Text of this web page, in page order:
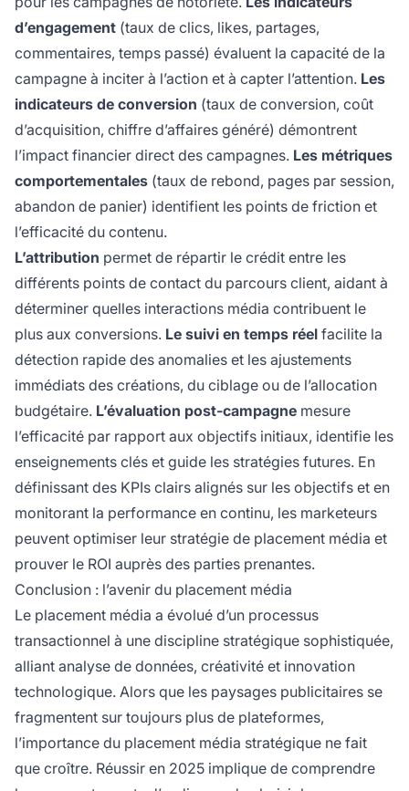
d’engagement (taux de clics, likes, partages,
commentaires, temps passé) évaluent la capacité de la
campagne à inciter à l’action et à capter l’attention. Les
indicateurs de conversion (taux de conversion, coût
d’acquisition, chiffre d’affaires généré) démontrent
l’impact financier direct des campagnes. Les métriques
comportementales (taux de rebond, pages par session,
abandon de panier) identifient les points de friction et
l’efficacité du contenu.
L’attribution permet de répartir le crédit entre les
différents points de contact du parcours client, aidant à
déterminer quelles interactions média contribuent le
plus aux conversions. Le suivi en temps réel facilite la
détection rapide des anomalies et les ajustements
immédiats des créations, du ciblage ou de l’allocation
budgétaire. L’évaluation post-campagne mesure
l’efficacité par rapport aux objectifs initiaux, identifie les
enseignements clés et guide les stratégies futures. En
définissant des KPIs clairs alignés sur les objectifs et en
monitorant la performance en continu, les marketeurs
peuvent optimiser leur stratégie de placement média et
prouver le ROI auprès des parties prenantes.
Conclusion : l’avenir du placement média
Le placement média a évolué d’un processus
transactionnel à une discipline stratégique sophistiquée,
alliant analyse de données, créativité et innovation
technologique. Alors que les paysages publicitaires se
fragmentent sur toujours plus de plateformes,
l’importance du placement média stratégique ne fait
que croître. Réussir en 2025 implique de comprendre